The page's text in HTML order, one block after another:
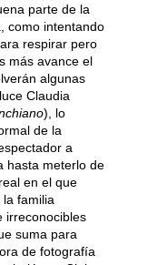
parte de la
como intentando
respirar pero
más avance el
algunas
Claudia
), lo
de la
a
hasta meterlo de
en el que
familia
irreconocibles
suma para
de fotografía